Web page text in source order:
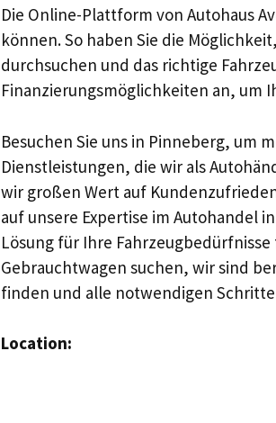
Die Online-Plattform von Autohaus
können. So haben Sie die
durchsuchen und das richtige
Finanzierungsmöglichkeiten an, um
Besuchen Sie uns in Pinneberg, um
Dienstleistungen, die wir als
wir großen Wert auf
auf unsere Expertise im Autohandel
Lösung für Ihre
Gebrauchtwagen suchen, wir sind
finden und alle notwendigen
Location: